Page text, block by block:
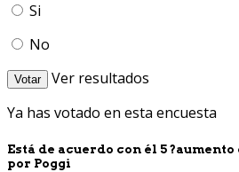
Si
No
Votar
Ver resultados
Ya has votado en esta encuesta
Está de acuerdo con él 5
por Poggi